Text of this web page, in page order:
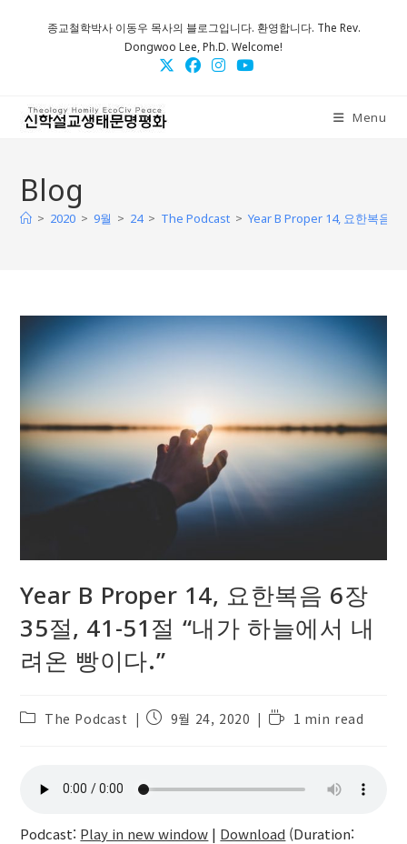
종교철학박사 이동우 목사의 블로그입니다. 환영합니다. The Rev.
Dongwoo Lee, Ph.D. Welcome!
Menu
Blog
> 2020 > 9월 > 24 > The Podcast > Year B Proper 14, 요한복음 6
Year B Proper 14, 요한복음 6장
35절, 41-51절 “내가 하늘에서 내
려온 빵이다.”
PostThe Podcast
Post9월 24, 2020
Reading1 min read
Podcast: Play in new window | Download (Duration: